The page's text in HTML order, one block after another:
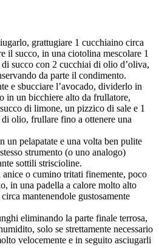
grattugiare 1 cucchiaino circa
il succo, in una ciotolina mescolare 1
succo con 2 cucchiai di olio d’oliva,
da parte il condimento.
e sbucciare l’avocado, dividerlo in
in un bicchiere alto da frullatore,
di limone, un pizzico di sale e 1
olio, frullare fino a ottenere una
un pelapatate e una volta ben pulite
strumento (o uno analogo)
sottili striscioline.
o cumino tritati finemente, poco
in una padella a calore molto alto
mantenendole gustosamente
eliminando la parte finale terrosa,
solo se strettamente necessario
velocemente e in seguito asciugarli